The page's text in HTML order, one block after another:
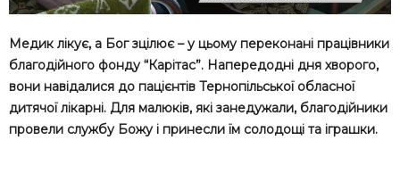
Медик лікує, а Бог зцілює – у цьому переконані працівники
благодійного фонду “Карітас”. Напередодні дня хворого,
вони навідалися до пацієнтів Тернопільської обласної
дитячої лікарні. Для малюків, які занедужали, благодійники
провели службу Божу і принесли їм солодощі та іграшки.